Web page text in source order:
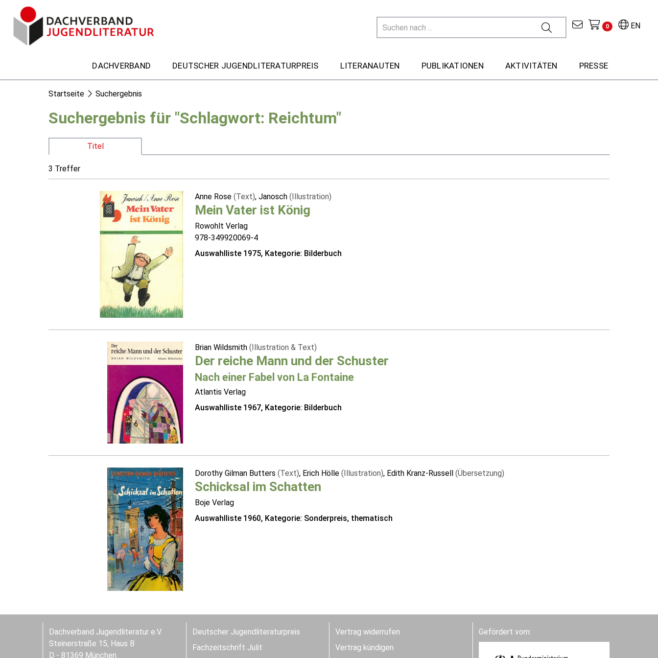
EN
0
DACHVERBAND DEUTSCHER JUGENDLITERATURPREIS LITERANAUTEN PUBLIKATIONEN AKTIVITÄTEN PRESSE
Startseite Suchergebnis
Suchergebnis für "Schlagwort: Reichtum"
Titel
3 Treffer
Anne Rose (Text), Janosch (Illustration)
Mein Vater ist König
Rowohlt Verlag
978-349920069-4
Auswahlliste 1975, Kategorie: Bilderbuch
Brian Wildsmith (Illustration & Text)
Der reiche Mann und der Schuster
Nach einer Fabel von La Fontaine
Atlantis Verlag
Auswahlliste 1967, Kategorie: Bilderbuch
Dorothy Gilman Butters (Text), Erich Hölle (Illustration), Edith Kranz-Russell (Übersetzung)
Schicksal im Schatten
Boje Verlag
Auswahlliste 1960, Kategorie: Sonderpreis, thematisch
Dachverband Jugendliteratur e.V.
Steinerstraße 15, Haus B
D - 81369 München
Deutscher Jugendliteraturpreis
Fachzeitschrift Julit
Vertrag widerrufen
Vertrag kündigen
Gefördert vom: